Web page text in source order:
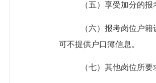
（五）享受加分的报
（六）报考岗位户籍
可不提供户口簿信息。
（七）其他岗位所要